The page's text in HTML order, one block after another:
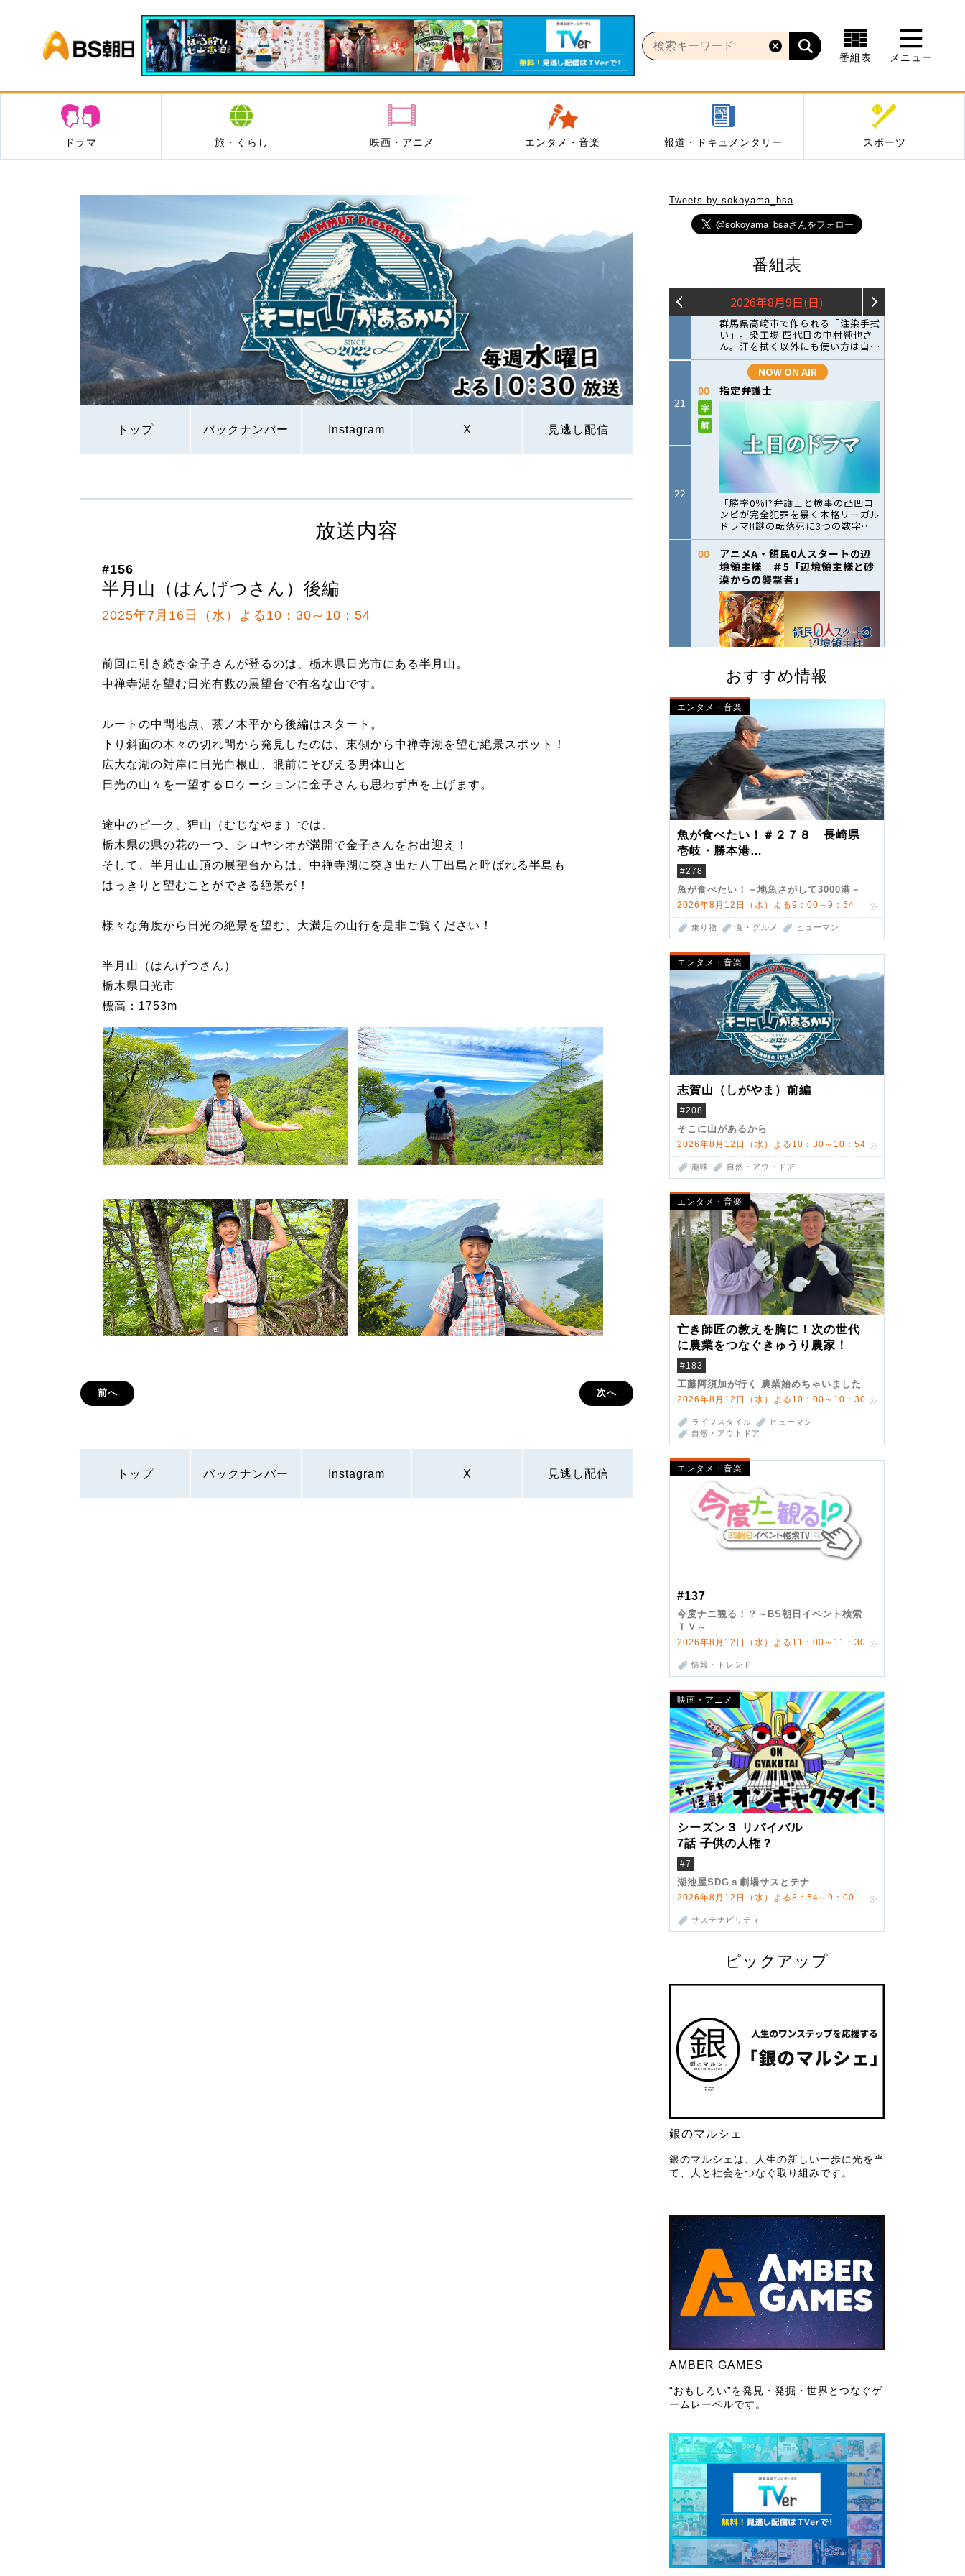
BS朝日
番組表 メニュー
ドラマ 旅・くらし 映画・アニメ エンタメ・音楽 報道・ドキュメンタリー スポーツ
トップ バックナンバー Instagram X 見逃し配信
Tweets by sokoyama_bsa
番組表
おすすめ情報
エンタメ・音楽
魚が食べたい！＃２７８ 長崎県
壱岐・勝本港
（クロマグロ）
#278
魚が食べたい！－地魚さがして3000港－
2026年8月12日（水）よる9：00～9：54
乗り物 食・グルメ ヒューマン
エンタメ・音楽
志賀山（しがやま）前編
#208
そこに山があるから
2026年8月12日（水）よる10：30～10：54
趣味 自然・アウトドア
エンタメ・音楽
亡き師匠の教えを胸に！次の世代
に農業をつなぐきゅうり農家！
#183
工藤阿須加が行く 農業始めちゃいました
2026年8月12日（水）よる10：00～10：30
ライフスタイル
ヒューマン
自然・アウトドア
エンタメ・音楽
#137
今度ナニ観る！？～BS朝日イベント検索
ＴＶ～
2026年8月12日（水）よる11：00～11：30
情報・トレンド
映画・アニメ
シーズン３ リバイバル
7話 子供の人権？
#7
湖池屋SDGｓ劇場サスとテナ
2026年8月12日（水）よる8：54～9：00
サステナビリティ
ピックアップ
銀のマルシェ
銀のマルシェは、人生の新しい一歩に光を当
て、人と社会をつなぐ取り組みです。
AMBER GAMES
“おもしろい”を発見・発掘・世界とつなぐゲ
ームレーベルです。
放送内容
#156
半月山（はんげつさん）後編
2025年7月16日（水）よる10：30～10：54
前回に引き続き金子さんが登るのは、栃木県日光市にある半月山。
中禅寺湖を望む日光有数の展望台で有名な山です。
ルートの中間地点、茶ノ木平から後編はスタート。
下り斜面の木々の切れ間から発見したのは、東側から中禅寺湖を望む絶景スポット！
広大な湖の対岸に日光白根山、眼前にそびえる男体山と
日光の山々を一望するロケーションに金子さんも思わず声を上げます。
途中のピーク、狸山（むじなやま）では、
栃木県の県の花の一つ、シロヤシオが満開で金子さんをお出迎え！
そして、半月山山頂の展望台からは、中禅寺湖に突き出た八丁出島と呼ばれる半島も
はっきりと望むことができる絶景が！
様々な角度から日光の絶景を望む、大満足の山行を是非ご覧ください！
半月山（はんげつさん）
栃木県日光市
標高：1753m
前へ 次へ
トップ バックナンバー Instagram X 見逃し配信